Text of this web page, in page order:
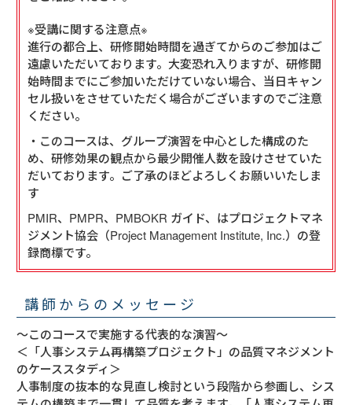
※受講に関する注意点※
進行の都合上、研修開始時間を過ぎてからのご参加はご
遠慮いただいております。大変恐れ入りますが、研修開
始時間までにご参加いただけていない場合、当日キャン
セル扱いをさせていただく場合がございますのでご注意
ください。
・このコースは、グループ演習を中心とした構成のた
め、研修効果の観点から最少開催人数を設けさせていた
だいております。ご了承のほどよろしくお願いいたしま
す
PMIR、PMPR、PMBOKR ガイド、はプロジェクトマネ
ジメント協会（Project Management Institute, Inc.）の登
録商標です。
講師からのメッセージ
～このコースで実施する代表的な演習～
＜「人事システム再構築プロジェクト」の品質マネジメント
のケーススタディ＞
人事制度の抜本的な見直し検討という段階から参画し、シス